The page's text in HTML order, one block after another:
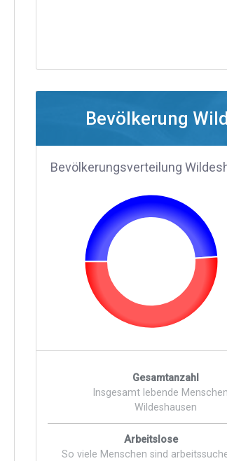
Bevölkerung
Bevölkerungsverteilung
Gesamtanzahl
Insgesamt lebende
Wildeshausen
Arbeitslose
So viele Menschen sind